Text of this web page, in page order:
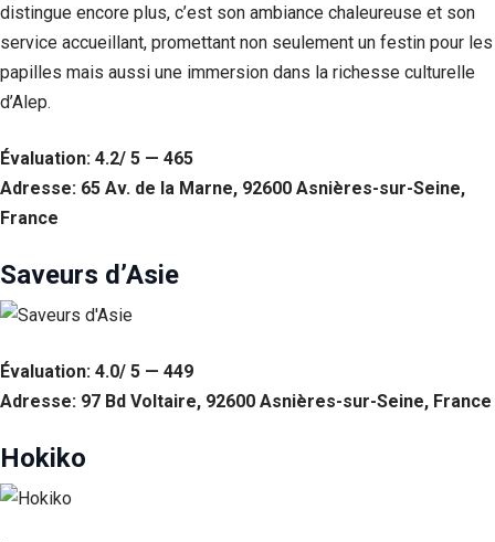
distingue encore plus, c’est son ambiance chaleureuse et son
service accueillant, promettant non seulement un festin pour les
papilles mais aussi une immersion dans la richesse culturelle
d’Alep.
Évaluation: 4.2/ 5 — 465
Adresse: 65 Av. de la Marne, 92600 Asnières-sur-Seine,
France
Saveurs d’Asie
Évaluation: 4.0/ 5 — 449
Adresse: 97 Bd Voltaire, 92600 Asnières-sur-Seine, France
Hokiko
Statistiques
Afin que
améliorer la
fonctionnalité
du site Web,
de la façon
dont le site
Web est
Experience
site Web
fonctionne
aussi bien que
possible lors